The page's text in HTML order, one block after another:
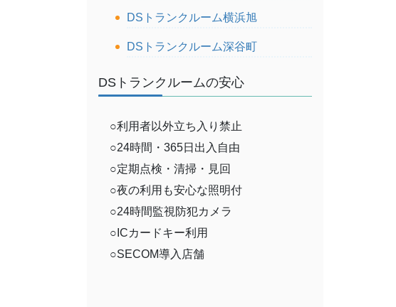
DSトランクルーム横浜旭
DSトランクルーム深谷町
DSトランクルームの安心
○利用者以外立ち入り禁止
○24時間・365日出入自由
○定期点検・清掃・見回
○夜の利用も安心な照明付
○24時間監視防犯カメラ
○ICカードキー利用
○SECOM導入店舗